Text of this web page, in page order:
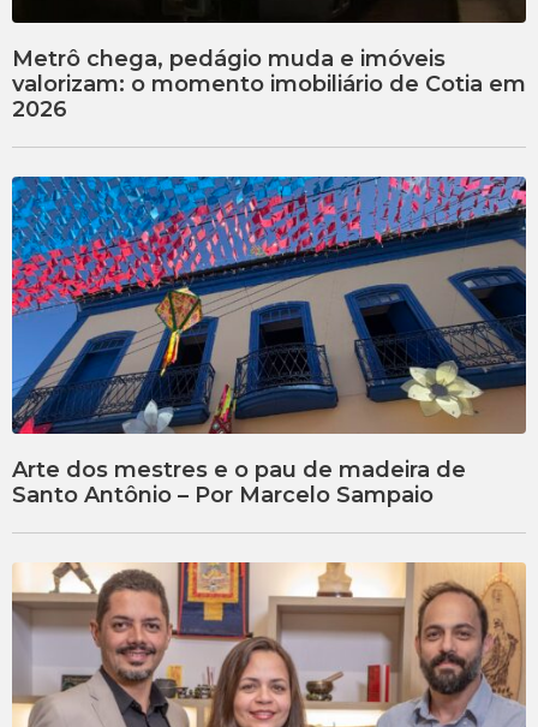
Metrô chega, pedágio muda e imóveis
valorizam: o momento imobiliário de Cotia em
2026
Arte dos mestres e o pau de madeira de
Santo Antônio – Por Marcelo Sampaio